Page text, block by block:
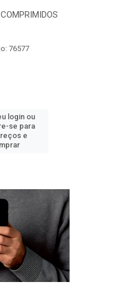
76577
login ou
se para
e